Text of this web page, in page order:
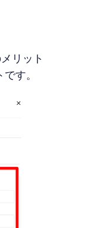
リット
す。